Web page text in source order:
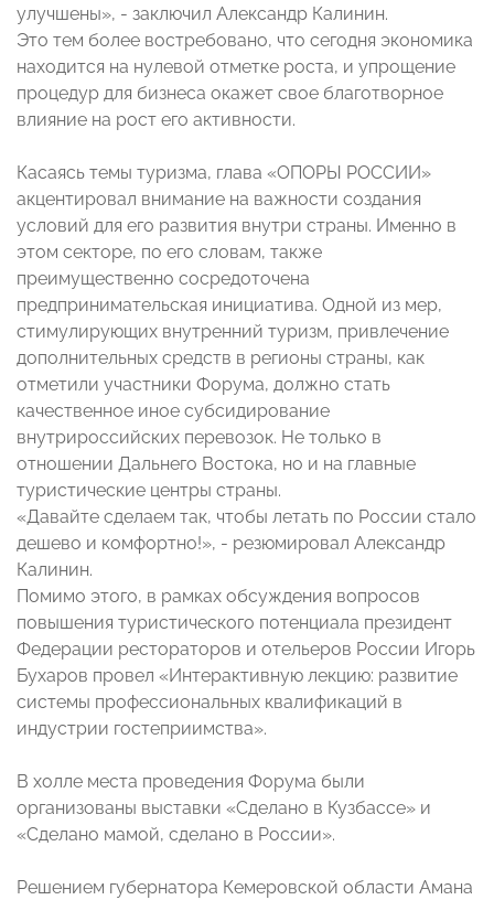
улучшены», - заключил Александр Калинин.
Это тем более востребовано, что сегодня экономика
находится на нулевой отметке роста, и упрощение
процедур для бизнеса окажет свое благотворное
влияние на рост его активности.
Касаясь темы туризма, глава «ОПОРЫ РОССИИ»
акцентировал внимание на важности создания
условий для его развития внутри страны. Именно в
этом секторе, по его словам, также
преимущественно сосредоточена
предпринимательская инициатива. Одной из мер,
стимулирующих внутренний туризм, привлечение
дополнительных средств в регионы страны, как
отметили участники Форума, должно стать
качественное иное субсидирование
внутрироссийских перевозок. Не только в
отношении Дальнего Востока, но и на главные
туристические центры страны.
«Давайте сделаем так, чтобы летать по России стало
дешево и комфортно!», - резюмировал Александр
Калинин.
Помимо этого, в рамках обсуждения вопросов
повышения туристического потенциала президент
Федерации рестораторов и отельеров России Игорь
Бухаров провел «Интерактивную лекцию: развитие
системы профессиональных квалификаций в
индустрии гостеприимства».
В холле места проведения Форума были
организованы выставки «Сделано в Кузбассе» и
«Сделано мамой, сделано в России».
Решением губернатора Кемеровской области Амана